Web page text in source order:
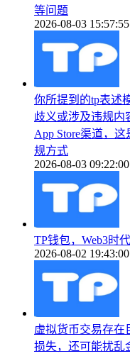
等问题
2026-08-03 15:57:55
你所提到的tp表述
歧义或涉及违规内
App Store渠道，
规方式
2026-08-03 09:22:00
TP钱包，Web3时
2026-08-02 19:43:00
虚拟货币交易存在
损失，还可能扰乱